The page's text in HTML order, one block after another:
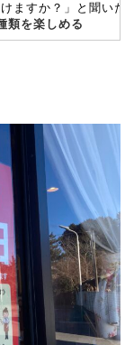
ますか？」と聞いた
類を楽しめる